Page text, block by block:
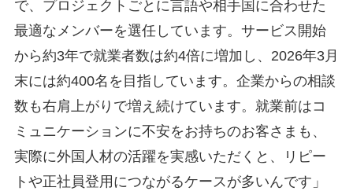
で、プロジェクトごとに言語や相手国に合わせた
最適なメンバーを選任しています。サービス開始
から約3年で就業者数は約4倍に増加し、2026年3月
末には約400名を目指しています。企業からの相談
数も右肩上がりで増え続けています。就業前はコ
ミュニケーションに不安をお持ちのお客さまも、
実際に外国人材の活躍を実感いただくと、リピー
トや正社員登用につながるケースが多いんです」